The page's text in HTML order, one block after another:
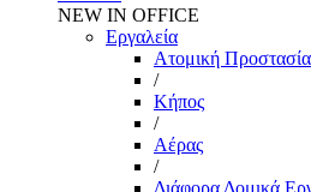
NEW IN OFFICE
Εργαλεία
Aτομική Προστασία
/
Kήπος
/
Αέρας
/
Διάφορα Δομικά